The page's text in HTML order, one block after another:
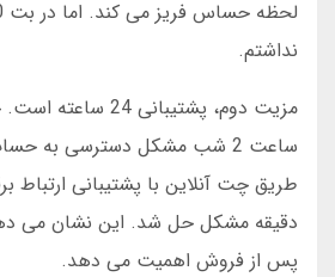
نداشتم.
مزیت دوم،
ساعت 2 شب مشکل دسترسی به
پس از فروش اهمیت می دهد.